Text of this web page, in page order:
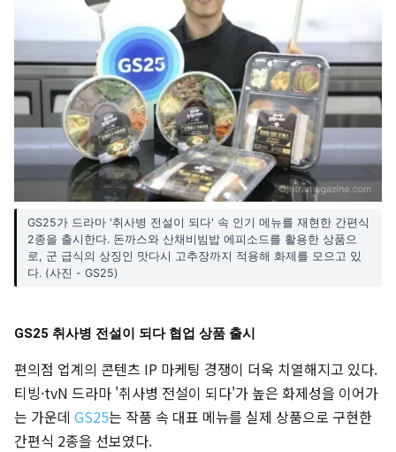
GS25가 드라마 '취사병 전설이 되다' 속 인기 메뉴를 재현한 간편식
2종을 출시한다. 돈까스와 산채비빔밥 에피소드를 활용한 상품으
로, 군 급식의 상징인 맛다시 고추장까지 적용해 화제를 모으고 있
다. (사진 - GS25)
GS25 취사병 전설이 되다 협업 상품 출시
편의점 업계의 콘텐츠 IP 마케팅 경쟁이 더욱 치열해지고 있다.
티빙·tvN 드라마 '취사병 전설이 되다'가 높은 화제성을 이어가
는 가운데 GS25는 작품 속 대표 메뉴를 실제 상품으로 구현한
간편식 2종을 선보였다.